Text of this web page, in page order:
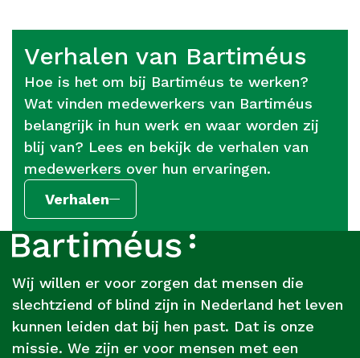
Verhalen van Bartiméus
Hoe is het om bij Bartiméus te werken?
Wat vinden medewerkers van Bartiméus
belangrijk in hun werk en waar worden zij
blij van? Lees en bekijk de verhalen van
medewerkers over hun ervaringen.
Verhalen
Footer
Over
Bartiméus
Wij willen er voor zorgen dat mensen die
slechtziend of blind zijn in Nederland het leven
kunnen leiden dat bij hen past. Dat is onze
missie. We zijn er voor mensen met een